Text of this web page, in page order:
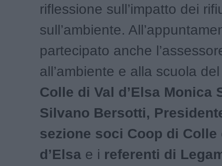
riflessione sull’impatto dei
sull’ambiente.
partecipato anche
all’ambiente e alla scuola
Colle di Val d’Elsa Monica
Silvano Bersotti,
sezione soci Coop di Colle
d’Elsa e i referenti di